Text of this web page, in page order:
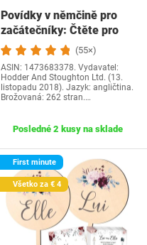
Povídky v němčině pro
začátečníky: Čtěte pro
radost na své…(55×)
ASIN: 1473683378. Vydavatel:
Hodder And Stoughton Ltd. (13.
listopadu 2018). Jazyk: angličtina.
Brožovaná: 262 stran.…
Posledné 2 kusy na sklade
First minute
Všetko za € 4